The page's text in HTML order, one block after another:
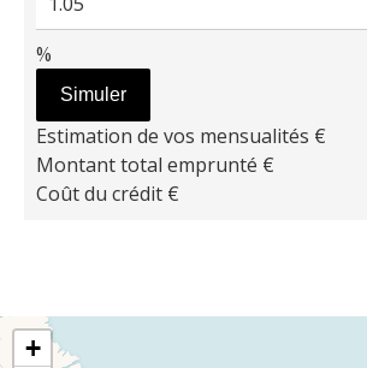
%
Simuler
Estimation de vos mensualités €
Montant total emprunté €
Coût du crédit €
+